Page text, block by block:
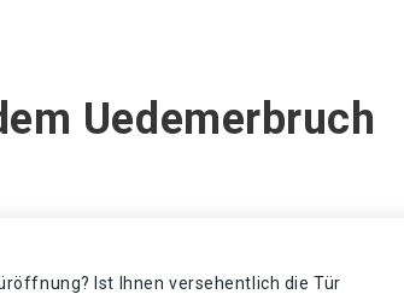
Uedemerbruch
Ist Ihnen versehentlich die Tür